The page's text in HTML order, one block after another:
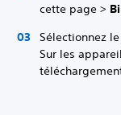
cette page >
Sélectionnez
Sur les